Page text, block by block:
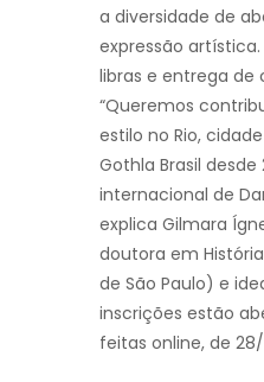
a diversidade de
expressão
libras e entrega de
“Queremos
estilo no Rio,
Gothla Brasil desde
internacional de
explica Gilmara
doutora em
de São Paulo) e
inscrições estão
feitas online, de 28/